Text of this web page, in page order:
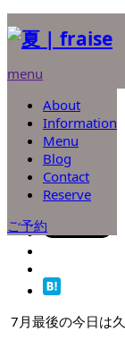
menu
About
Information
Menu
Blog
Contact
Reserve
ご予約
ブログ
未分類
2022.07.31
夏
7月最後の今日は